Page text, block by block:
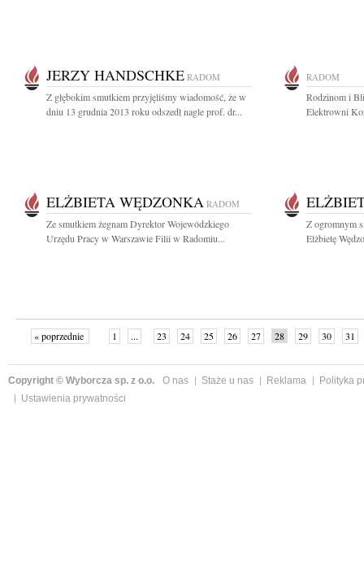
JERZY HANDSCHKE RADOM
Z głębokim smutkiem przyjęliśmy wiadomość, że w
dniu 13 grudnia 2013 roku odszedł nagle prof. dr...
RADOM
Rodzinom i
Elektrowni
ELŻBIETA WĘDZONKA RADOM
Ze smutkiem żegnam Dyrektor Wojewódzkiego
Urzędu Pracy w Warszawie Filii w Radomiu...
Z ogromnym
Elżbietę
« poprzednie 1 ... 23 24 25 26 27 28 29 30
31
Copyright © Wyborcza sp. z o.o. O nas Staże u nas Reklama
Polityka
Ustawienia prywatności